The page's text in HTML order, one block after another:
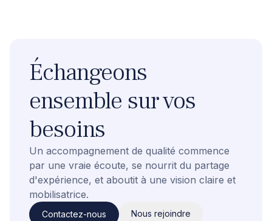
Échangeons
ensemble sur vos
besoins
Un accompagnement de qualité commence
par une vraie écoute, se nourrit du partage
d'expérience, et aboutit à une vision claire et
mobilisatrice.
Contactez-nous Nous rejoindre